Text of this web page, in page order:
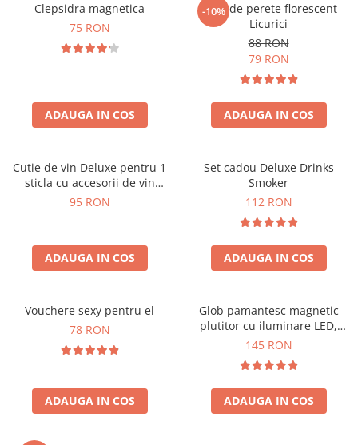
Clepsidra magnetica
75 RON
ADAUGA IN COS
-10%
Ceas de perete florescent
Licurici
88 RON
79 RON
ADAUGA IN COS
Cutie de vin Deluxe pentru 1
sticla cu accesorii de vin
incluse interior oranj
95 RON
ADAUGA IN COS
Set cadou Deluxe Drinks
Smoker
112 RON
ADAUGA IN COS
Vouchere sexy pentru el
78 RON
ADAUGA IN COS
Glob pamantesc magnetic
plutitor cu iluminare LED,
Forma C
145 RON
ADAUGA IN COS